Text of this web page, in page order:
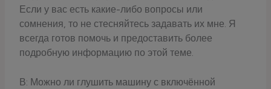
Если у вас есть какие-либо вопросы или
сомнения, то не стесняйтесь задавать их мне. Я
всегда готов помочь и предоставить более
подробную информацию по этой теме.
В: Можно ли глушить машину с включённой